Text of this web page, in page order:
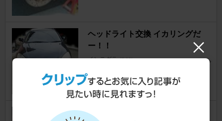
ヘッドライト交換 イカリングだ
ー！！
インテグラ [DC5]
14
LEDバルブ T10 SMD 38連 ホワ